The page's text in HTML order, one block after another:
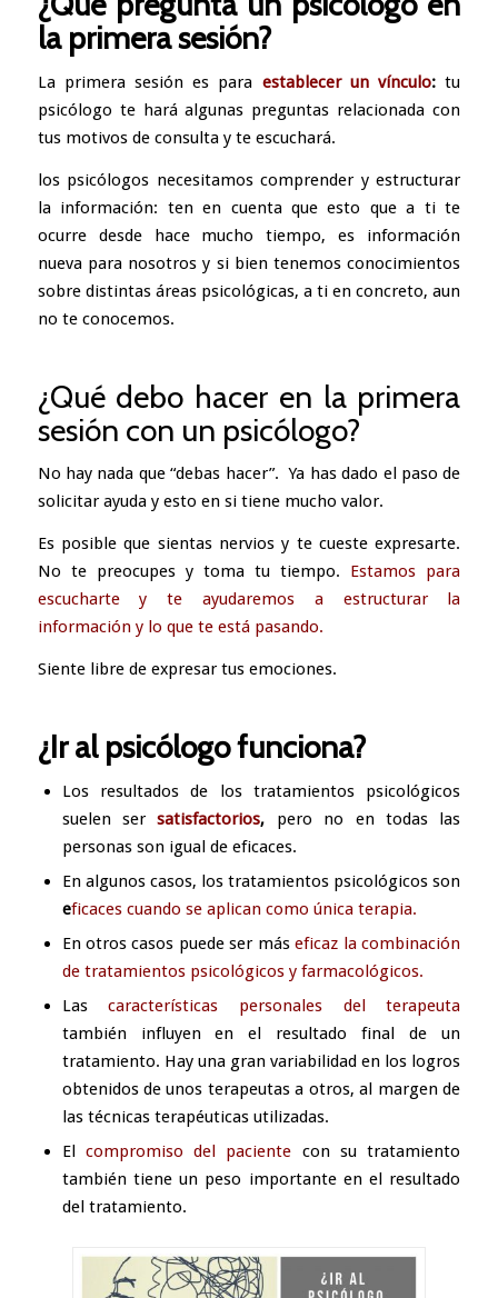
la primera sesión?
La primera sesión es para establecer un vínculo: tu
psicólogo te hará algunas preguntas relacionada con
tus motivos de consulta y te escuchará.
los psicólogos necesitamos comprender y estructurar
la información: ten en cuenta que esto que a ti te
ocurre desde hace mucho tiempo, es información
nueva para nosotros y si bien tenemos conocimientos
sobre distintas áreas psicológicas, a ti en concreto, aun
no te conocemos.
¿Qué debo hacer en la primera
sesión con un psicólogo?
No hay nada que “debas hacer”. Ya has dado el paso de
solicitar ayuda y esto en si tiene mucho valor.
Es posible que sientas nervios y te cueste expresarte.
No te preocupes y toma tu tiempo. Estamos para
escucharte y te ayudaremos a estructurar la
información y lo que te está pasando.
Siente libre de expresar tus emociones.
¿Ir al psicólogo funciona?
Los resultados de los tratamientos psicológicos
suelen sersatisfactorios, pero no en todas las
personas son igual de eficaces.
En algunos casos, los tratamientos psicológicos son
eficaces cuando se aplican como única terapia.
En otros casos puede ser máseficaz la combinación
de tratamientos psicológicos y farmacológicos.
Lascaracterísticas personales del terapeuta
también influyen en el resultado final de un
tratamiento. Hay una gran variabilidad en los logros
obtenidos de unos terapeutas a otros, al margen de
las técnicas terapéuticas utilizadas.
El compromiso del paciente con su tratamiento
también tiene un peso importante en el resultado
del tratamiento.